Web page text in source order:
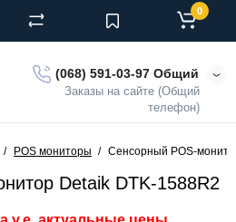
(068) 591-03-97 Общий
Заказы на сайте (Общий
телефон)
0
POS мониторы Сенсорный POS-
Detaik DTK-1588R2